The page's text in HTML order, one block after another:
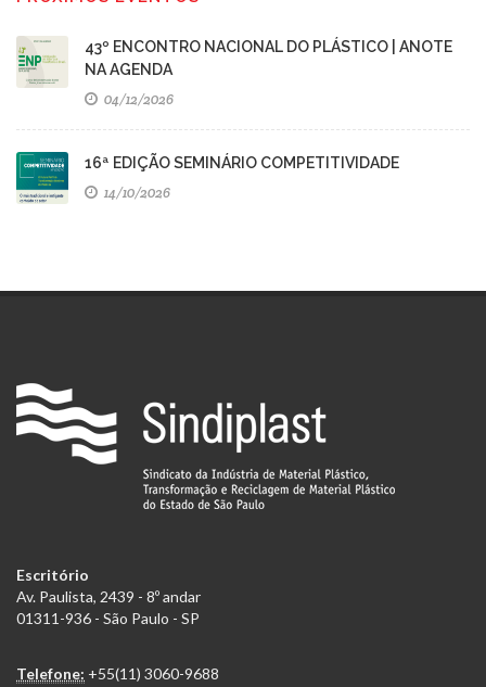
43º ENCONTRO NACIONAL DO PLÁSTICO | ANOTE
NA AGENDA
04/12/2026
16ª EDIÇÃO SEMINÁRIO COMPETITIVIDADE
14/10/2026
Escritório
Av. Paulista, 2439 - 8º andar
01311-936 - São Paulo - SP
Telefone: +55(11) 3060-9688